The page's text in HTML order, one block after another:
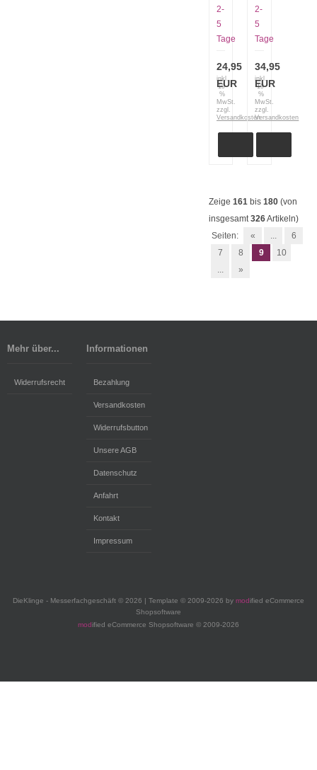
Effile
Buche
2-
5
Tage
24,95
EUR
inkl.
19
%
MwSt.
zzgl.
Versandkosten
Effile
Paduk
2-
5
Tage
34,95
EUR
inkl.
19
%
MwSt.
zzgl.
Versandkosten
Zeige 161 bis 180 (von
insgesamt326Artikeln)
Seiten:
« ...
6
7
8 9
10
...
»
Mehr über...
Widerrufsrecht
Informationen
Bezahlung
Versandkosten
Widerrufsbutton
Unsere AGB
Datenschutz
Anfahrt
Kontakt
Impressum
DieKlinge - Messerfachgeschäft © 2026 | Template © 2009-2026 by modified eCommerce
Shopsoftware
modified eCommerce Shopsoftware © 2009-2026